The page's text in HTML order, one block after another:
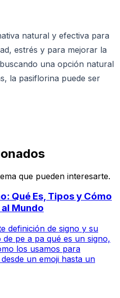
natural y efectiva para
estrés y para mejorar la
una opción natural
la pasiflorina puede ser
que pueden interesarte.
Qué Es, Tipos y Cómo
Mundo
definición de signo y su
pe a pa qué es un signo,
los usamos para
un emoji hasta un